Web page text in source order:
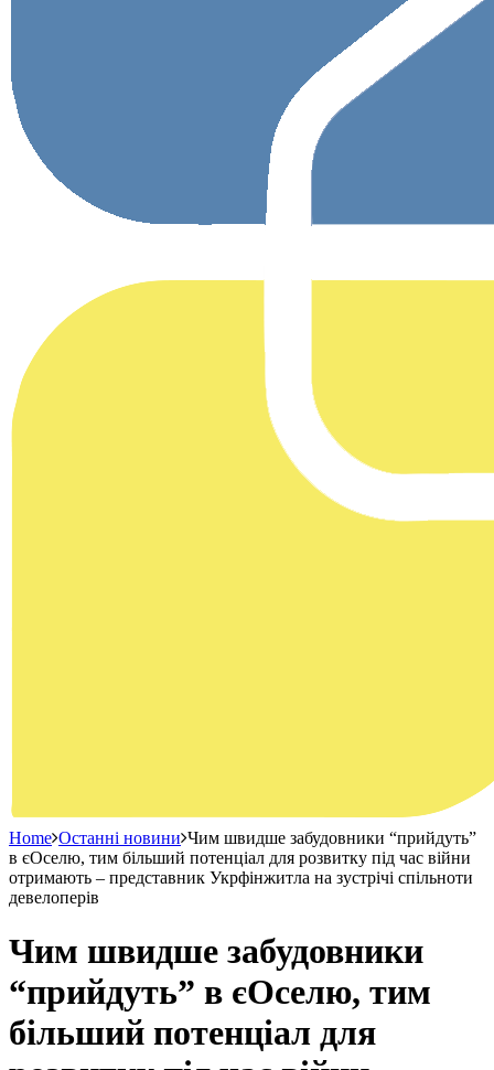
Home Останні новини Чим швидше забудовники “прийдуть”
в єОселю, тим більший потенціал для розвитку під час війни
отримають – представник Укрфінжитла на зустрічі спільноти
девелоперів
Чим швидше забудовники
“прийдуть” в єОселю, тим
більший потенціал для